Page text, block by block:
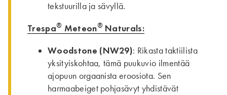
tekstuurilla ja sävyllä.
Trespa® Meteon® Naturals:
Woodstone (NW29): Rikasta taktiilista
yksityiskohtaa, tämä puukuvio ilmentää
ajopuun orgaanista eroosiota. Sen
harmaabeiget pohjasävyt yhdistävät